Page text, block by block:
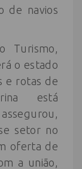
de navios
Turismo,
o estado
e rotas de
está
setor no
oferta de
a união,